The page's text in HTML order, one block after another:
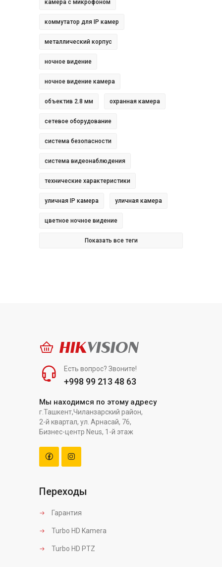
камера с микрофоном
коммутатор для IP камер
металлический корпус
ночное видение
ночное видение камера
объектив 2.8 мм охранная камера
сетевое оборудование
система безопасности
система видеонаблюдения
технические характеристики
уличная IP камера уличная камера
цветное ночное видение
Показать все теги
HIKVISION
Есть вопрос? Звоните!
+998 99 213 48 63
Мы находимся по этому адресу
г.Ташкент,Чиланзарский район,
2-й квартал, ул. Арнасай, 76,
Бизнес-центр Neus, 1-й этаж
Переходы
Гарантия
Turbo HD Kamera
Turbo HD PTZ